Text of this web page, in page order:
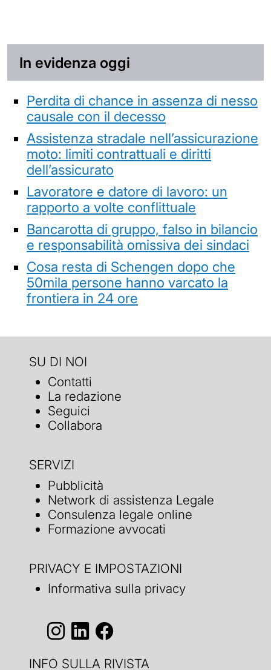
In evidenza oggi
Perdita di chance in assenza di nesso
causale con il decesso
Assistenza stradale nell’assicurazione
moto: limiti contrattuali e diritti
dell’assicurato
Lavoratore e datore di lavoro: un
rapporto a volte conflittuale
Bancarotta di gruppo, falso in bilancio
e responsabilità omissiva dei sindaci
Cosa resta di Schengen dopo che
50mila persone hanno varcato la
frontiera in 24 ore
SU DI NOI
Contatti
La redazione
Seguici
Collabora
SERVIZI
Pubblicità
Network di assistenza Legale
Consulenza legale online
Formazione avvocati
PRIVACY E IMPOSTAZIONI
Informativa sulla privacy
INFO SULLA RIVISTA